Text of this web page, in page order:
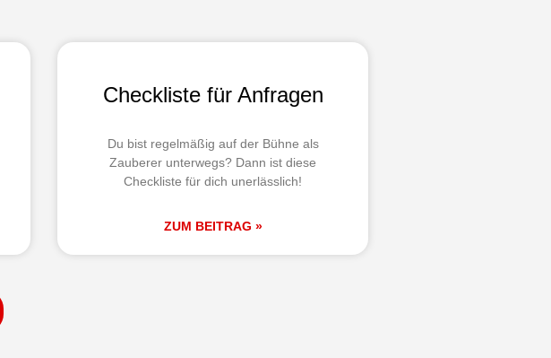
Checkliste für Anfragen
Du bist regelmäßig auf der Bühne als
Zauberer unterwegs? Dann ist diese
Checkliste für dich unerlässlich!
ZUM BEITRAG »